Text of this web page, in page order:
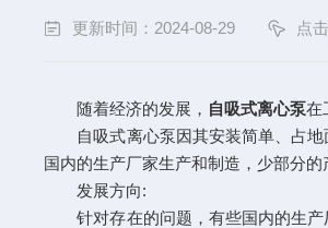
更新时间：2024-08-29 点
随着经济的发展， 自吸式离心泵在
自吸式离心泵因其安装简单、占地
国内的生产厂家生产和制造，少部分
发展方向:
针对存在的问题，有些国内的生产